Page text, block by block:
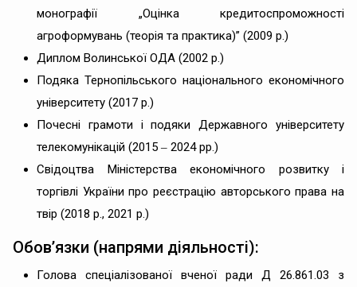
монографії „Оцінка кредитоспроможності
агроформувань (теорія та практика)” (2009 р.)
Диплом Волинської ОДА (2002 р.)
Подяка Тернопільського національного економічного
університету (2017 р.)
Почесні грамоти і подяки Державного університету
телекомунікацій (2015 ‒ 2024 рр.)
Свідоцтва Міністерства економічного розвитку і
торгівлі України про реєстрацію авторського права на
твір (2018 р., 2021 р.)
Обов’язки (напрями діяльності):
Голова спеціалізованої вченої ради Д 26.861.03 з